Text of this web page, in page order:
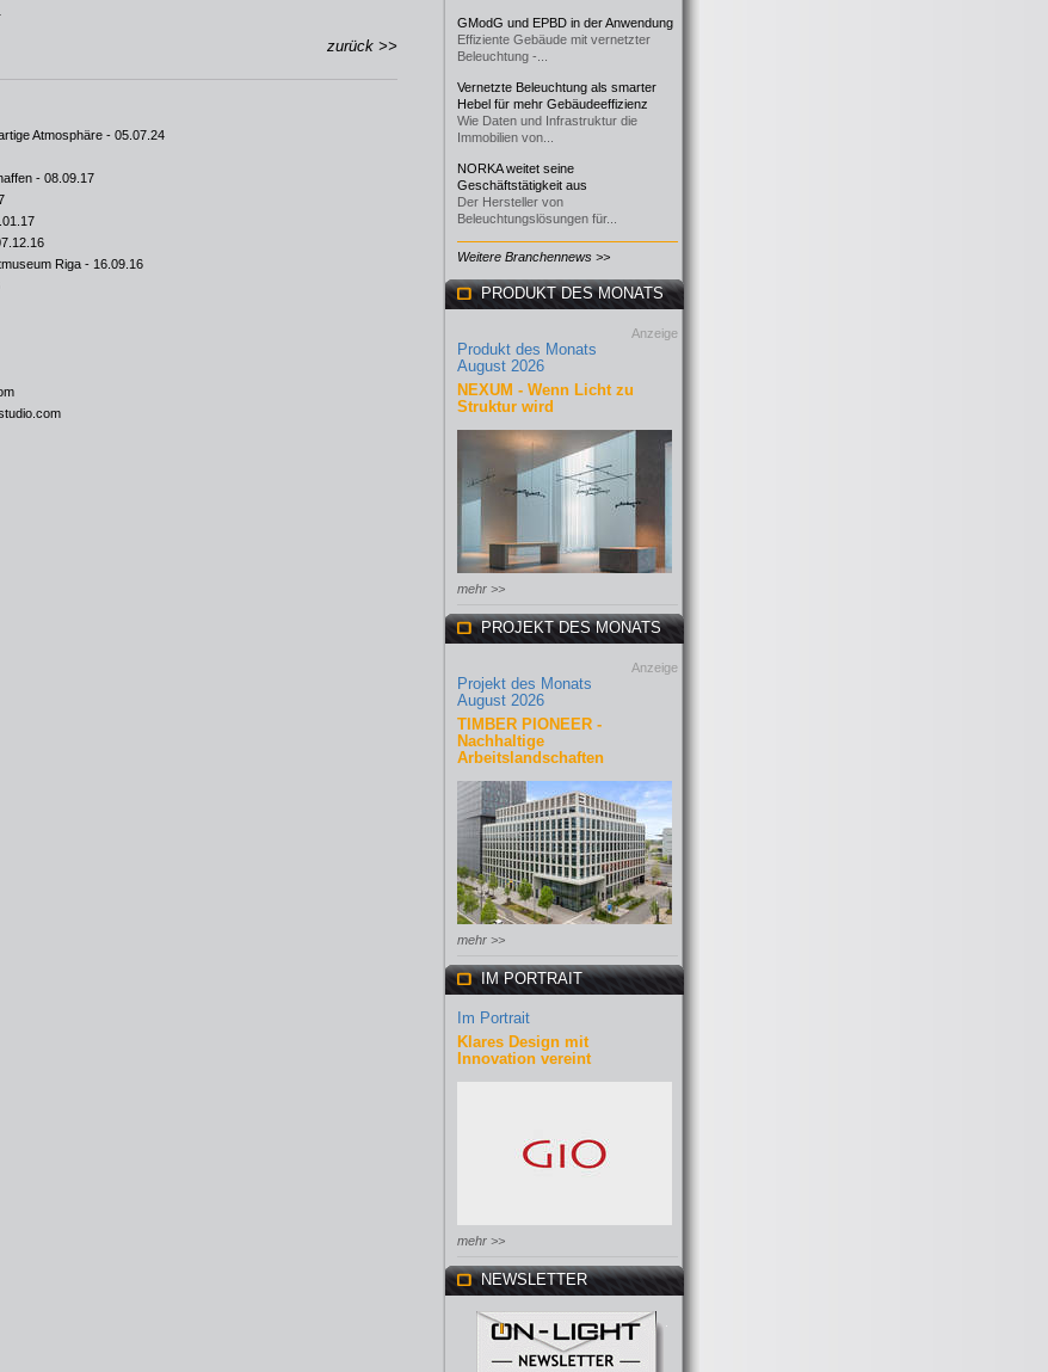
zurück >>
Atmosphäre - 05.07.24
- 08.09.17
Riga - 16.09.16
GModG und EPBD in der Anwendung
Effiziente Gebäude mit vernetzter
Beleuchtung -...
Vernetzte Beleuchtung als smarter
Hebel für mehr Gebäudeeffizienz
Wie Daten und Infrastruktur die
Immobilien von...
NORKA weitet seine
Geschäftstätigkeit aus
Der Hersteller von
Beleuchtungslösungen für...
Weitere Branchennews >>
PRODUKT DES MONATS
Anzeige
Produkt des Monats
August 2026
NEXUM - Wenn Licht zu
Struktur wird
mehr >>
PROJEKT DES MONATS
Anzeige
Projekt des Monats
August 2026
TIMBER PIONEER -
Nachhaltige
Arbeitslandschaften
mehr >>
IM PORTRAIT
Im Portrait
Klares Design mit
Innovation vereint
mehr >>
NEWSLETTER